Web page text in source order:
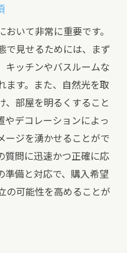
いて非常に重要です。
で見せるためには、まず
キッチンやバスルームな
ます。また、自然光を取
、部屋を明るくすること
やデコレーションによっ
ージを湧かせることがで
質問に迅速かつ正確に応
準備と対応で、購入希望
の可能性を高めることが